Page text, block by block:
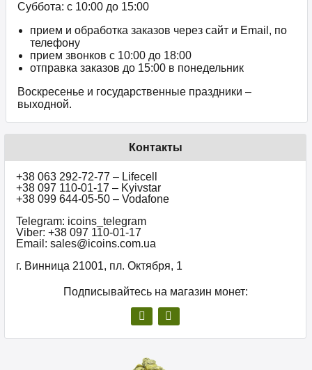
Суббота: с 10:00 до 15:00
прием и обработка заказов через сайт и Email, по
телефону
прием звонков c 10:00 до 18:00
отправка заказов до 15:00 в понедельник
Воскресенье и государственные праздники –
выходной.
Контакты
+38 063 292-72-77 – Lifecell
+38 097 110-01-17 – Kyivstar
+38 099 644-05-50 – Vodafone
Telegram: icoins_telegram
Viber: +38 097 110-01-17
Email: sales@icoins.com.ua
г. Винница 21001, пл. Октября, 1
Подписывайтесь на магазин монет: